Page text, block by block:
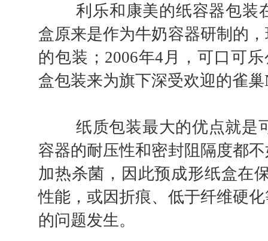
利乐和康美的纸容器包装在
盒原来是作为牛奶容器研制的
的包装；2006年4月，可口可
盒包装来为旗下深受欢迎的雀
纸质包装最大的优点就是可
容器的耐压性和密封阻隔度都
加热杀菌，因此预成形纸盒在
性能，或因折痕、低于纤维硬
的问题发生。